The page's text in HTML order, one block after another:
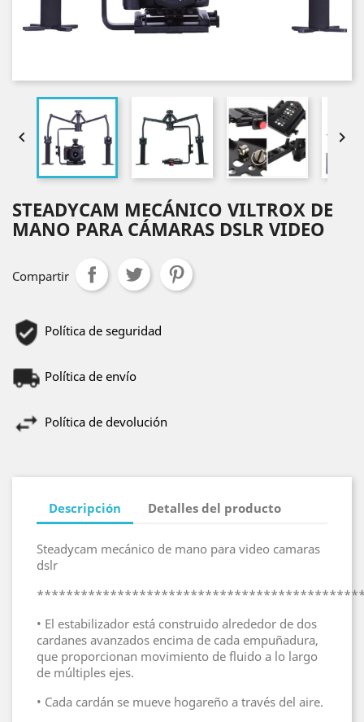
 
STEADYCAM MECÁNICO VILTROX DE
MANO PARA CÁMARAS DSLR VIDEO
Compartir
Política de seguridad
Política de envío
Política de devolución
Descripción Detalles del producto
Steadycam mecánico de mano para video camaras
dslr
• El estabilizador está construido alrededor de dos
cardanes avanzados encima de cada empuñadura,
que proporcionan movimiento de fluido a lo largo
de múltiples ejes.
• Cada cardán se mueve hogareño a través del aire.